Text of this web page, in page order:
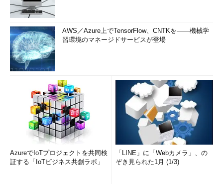
AWS／Azure上でTensorFlow、CNTKを――機械学
習環境のマネージドサービスが登場
AzureでIoTプロジェクトを共同検
証する「IoTビジネス共創ラボ」
「LINE」に「Webカメラ」、の
ぞき見られた1月 (1/3)